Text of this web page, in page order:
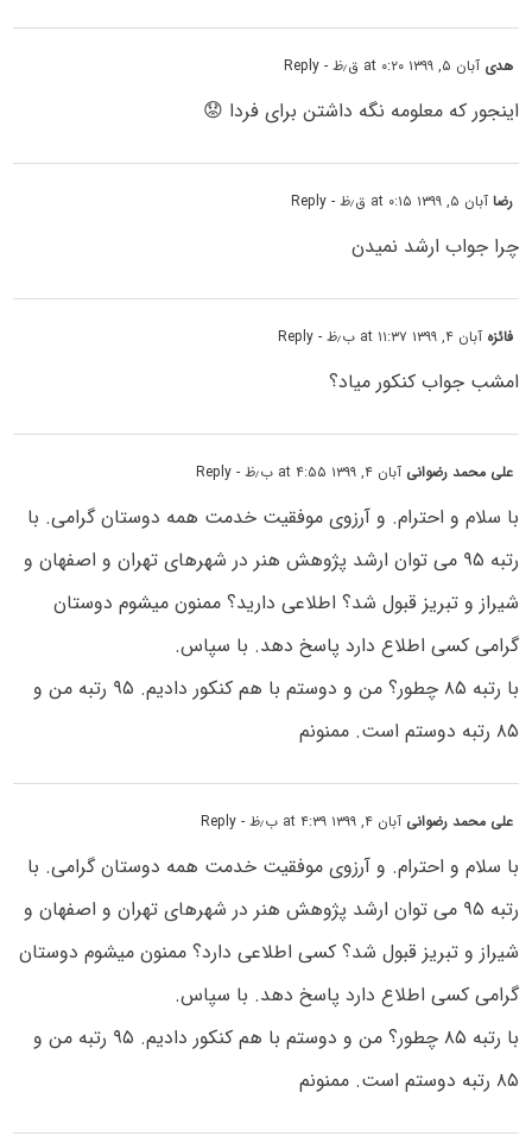
هدی آبان ۵, ۱۳۹۹ at ۰:۲۰ ق٫ظ - Reply
اینجور که معلومه نگه داشتن برای فردا 😟
رضاآبان ۵, ۱۳۹۹ at ۰:۱۵ ق٫ظ - Reply
چرا جواب ارشد نمیدن
فائزه آبان ۴, ۱۳۹۹ at ۱۱:۳۷ ب٫ظ - Reply
امشب جواب کنکور میاد؟
علی محمد رضوانی آبان ۴, ۱۳۹۹ at ۴:۵۵ ب٫ظ - Reply
با سلام و احترام. و آرزوی موفقیت خدمت همه دوستان گرامی. با
رتبه ۹۵ می توان ارشد پژوهش هنر در شهرهای تهران و اصفهان و
شیراز و تبریز قبول شد؟ اطلاعی دارید؟ ممنون میشوم دوستان
گرامی کسی اطلاع دارد پاسخ دهد. با سپاس.
با رتبه ۸۵ چطور؟ من و دوستم با هم کنکور دادیم. ۹۵ رتبه من و
۸۵ رتبه دوستم است. ممنونم
علی محمد رضوانی آبان ۴, ۱۳۹۹ at ۴:۳۹ ب٫ظ - Reply
با سلام و احترام. و آرزوی موفقیت خدمت همه دوستان گرامی. با
رتبه ۹۵ می توان ارشد پژوهش هنر در شهرهای تهران و اصفهان و
شیراز و تبریز قبول شد؟ کسی اطلاعی دارد؟ ممنون میشوم دوستان
گرامی کسی اطلاع دارد پاسخ دهد. با سپاس.
با رتبه ۸۵ چطور؟ من و دوستم با هم کنکور دادیم. ۹۵ رتبه من و
۸۵ رتبه دوستم است. ممنونم